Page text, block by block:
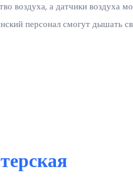
воздуха, а датчики воздуха
персонал смогут дышать